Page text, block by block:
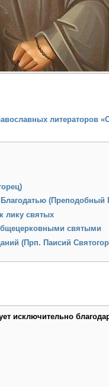
литераторов
(Преподобный
лику святых
святыми
(Прп. Паисий
исключительно